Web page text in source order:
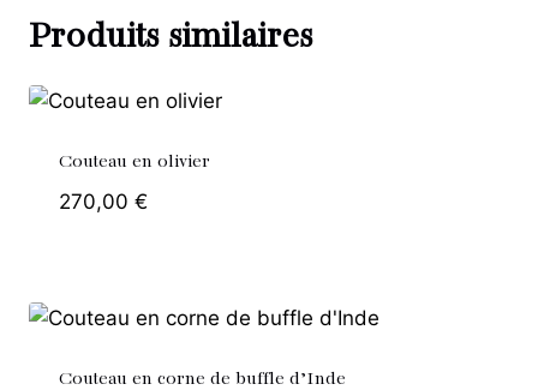
Produits similaires
Couteau en olivier
270,00 €
Couteau en corne de buffle d’Inde